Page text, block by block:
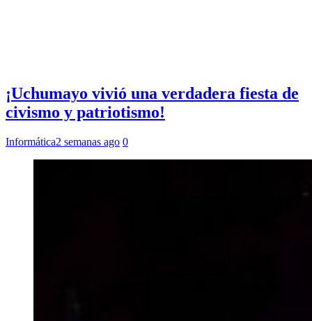
¡Uchumayo vivió una verdadera fiesta de
civismo y patriotismo!
Informática2 semanas ago 0